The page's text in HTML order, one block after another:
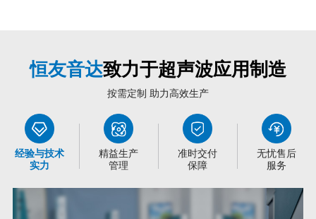
恒友音达致力于超声波应用制造
按需定制 助力高效生产
经验与技术
实力
精益生产
管理
准时交付
保障
无忧售后
服务